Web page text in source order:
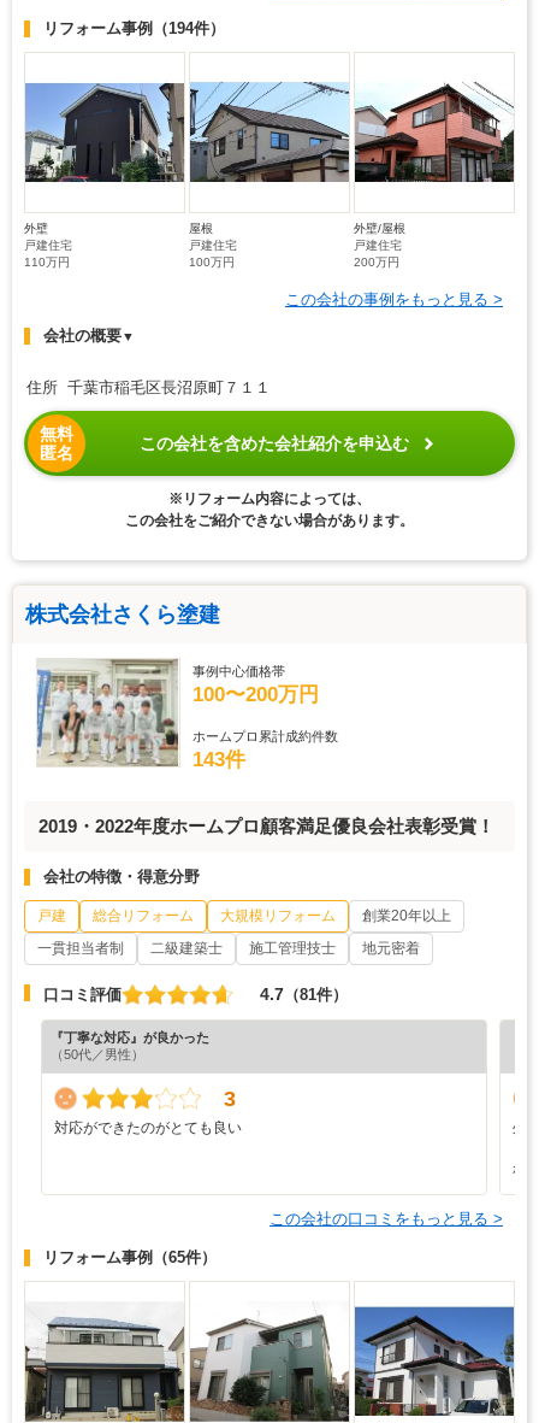
リフォーム事例 （194件）
外壁
戸建住宅
110万円
屋根
戸建住宅
100万円
外壁/屋根
戸建住宅
200万円
この会社の事例をもっと見る >
会社の概要▼
住所 千葉市稲毛区長沼原町７１１
無料
匿名
この会社を含めた会社紹介を申込む
※リフォーム内容によっては、
この会社をご紹介できない場合があります。
株式会社さくら塗建
事例中心価格帯
100〜200万円
ホームプロ累計成約件数
143件
2019・2022年度ホームプロ顧客満足優良会社表彰受賞！
会社の特徴・得意分野
戸建 総合リフォーム 大規模リフォーム
創業20年以上
一貫担当者制
二級建築士 施工管理技士 地元密着
口コミ評価 4.7 （81件）
『丁寧な対応』が良かった
（50代／男性）
3
対応ができたのがとても良い
外
れ
この会社の口コミをもっと見る >
リフォーム事例 （65件）